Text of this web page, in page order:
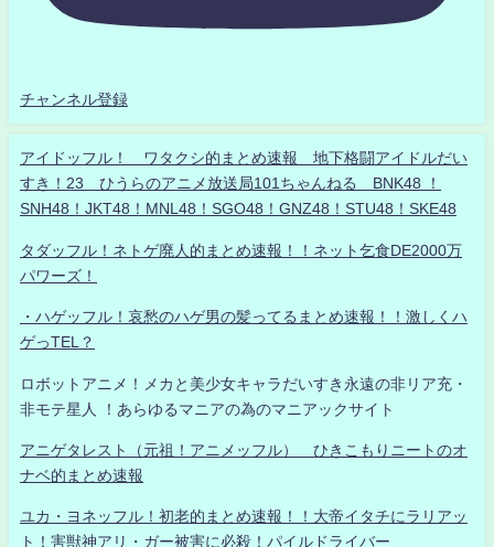
チャンネル登録
アイドッフル！ ワタクシ的まとめ速報 地下格闘アイドルだい
すき！23 ひうらのアニメ放送局101ちゃんねる BNK48 ！
SNH48！JKT48！MNL48！SGO48！GNZ48！STU48！SKE48
タダッフル！ネトゲ廃人的まとめ速報！！ネット乞食DE2000万
パワーズ！
・ハゲッフル！哀愁のハゲ男の髪ってるまとめ速報！！激しくハ
ゲっTEL？
ロボットアニメ！メカと美少女キャラだいすき永遠の非リア充・
非モテ星人 ！あらゆるマニアの為のマニアックサイト
アニゲタレスト（元祖！アニメッフル） ひきこもりニートのオ
ナベ的まとめ速報
ユカ・ヨネッフル！初老的まとめ速報！！大帝イタチにラリアッ
ト！害獣神アリ・ガー被害に必殺！パイルドライバー